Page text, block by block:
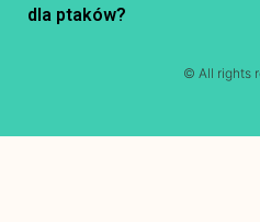
dla ptaków?
© All rights